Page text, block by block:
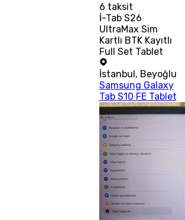
6 taksit
İ-Tab S26
UltraMax Sim
Kartlı BTK Kayıtlı
Full Set Tablet
İstanbul, Beyoğlu
Samsung Galaxy
Tab S10 FE Tablet